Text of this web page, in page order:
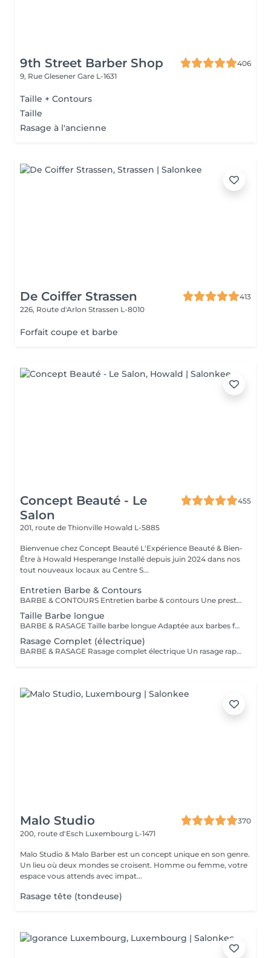
9th Street Barber Shop
406
9, Rue Glesener Gare L-1631
Taille + Contours
Taille
Rasage à l'ancienne
De Coiffer Strassen
413
226, Route d'Arlon Strassen L-8010
Forfait coupe et barbe
Concept Beauté - Le
Salon
455
201, route de Thionville Howald L-5885
Bienvenue chez Concept Beauté L'Expérience Beauté & Bien-
Être à Howald Hesperange Installé depuis juin 2024 dans nos
tout nouveaux locaux au Centre S...
Entretien Barbe & Contours
BARBE & CONTOURS Entretien barbe & contours Une prestation idéale pour entretenir votre barbe et lui donner une forme nette et soignée. Cyril redéfinit les contours avec précision et travaille la longueur pour un résultat harmonieux. Finition aux ciseaux et à la tondeuse. Bienvenue dans notre espace Barber avec Cyril, notre expert barbier Nous accueillons notre clientèle masculine dans un espace Barber élégant et moderne, où Cyril, notre barbier, met son expertise au service de votre style. Que ce soit pour une coupe de cheveux impeccable ou un soin de barbe sur mesure, chaque prestation est réalisée avec précision et savoir-faire, dans une ambiance conviviale et raffinée.
Taille Barbe longue
BARBE & RASAGE Taille barbe longue Adaptée aux barbes fournies et longues, cette prestation permet d'équilibrer les volumes et de structurer votre barbe tout en respectant votre style. La coupe est réalisée aux ciseaux et à la tondeuse, avec des soins spécifiques pour nourrir et discipliner le poil. Bienvenue dans notre espace Barber avec Cyril, notre expert barbier Nous accueillons notre clientèle masculine dans un espace Barber élégant et moderne, où Cyril, notre barbier, met son expertise au service de votre style. Que ce soit pour une coupe de cheveux impeccable ou un soin de barbe sur mesure, chaque prestation est réalisée avec précision et savoir-faire, dans une ambiance conviviale et raffinée.
Rasage Complet (électrique)
BARBE & RASAGE Rasage complet électrique Un rasage rapide et efficace réalisé à la tondeuse et à la shavette électrique, idéal pour un look soigné et sans irritation. Bienvenue dans notre espace Barber avec Cyril, notre expert barbier Nous accueillons notre clientèle masculine dans un espace Barber élégant et moderne, où Cyril, notre barbier, met son expertise au service de votre style. Que ce soit pour une coupe de cheveux impeccable ou un soin de barbe sur mesure, chaque prestation est réalisée avec précision et savoir-faire, dans une ambiance conviviale et raffinée.
Malo Studio
370
200, route d'Esch Luxembourg L-1471
Malo Studio & Malo Barber est un concept unique en son genre.
Un lieu où deux mondes se croisent. Homme ou femme, votre
espace vous attends avec impat...
Rasage tête (tondeuse)